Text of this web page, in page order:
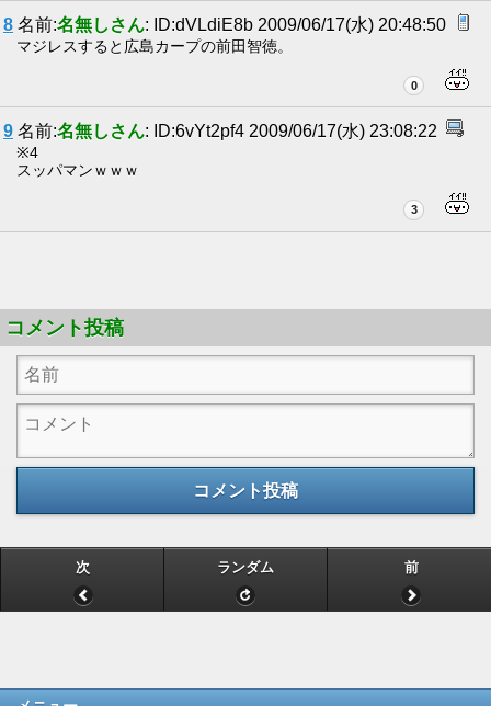
8 名前:名無しさん: ID:dVLdiE8b 2009/06/17(水) 20:48:50
マジレスすると広島カープの前田智徳。
0
9 名前:名無しさん: ID:6vYt2pf4 2009/06/17(水) 23:08:22
※4
スッパマンｗｗｗ
3
コメント投稿
コメント投稿
次 ランダム 前